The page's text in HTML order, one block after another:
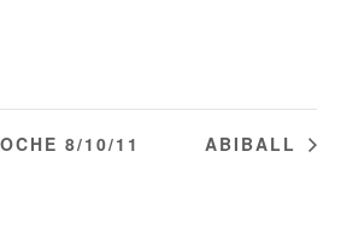
8/10/11 ABIBALL